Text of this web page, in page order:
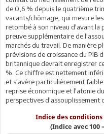
de 0,6 % depuis le quatrième
vacants/chômage, qui mesure
retombé à son niveau d'avant la
preuve supplémentaire de
marchés du travail. De manière
prévisions de croissance du PIB
britannique devrait enregistrer
%. Ce chiffre est nettement
et s'avère particulièrement faible
reprise économique et l'atonie
perspectives d'assouplissement
Indice des conditions
(Indice avec 100